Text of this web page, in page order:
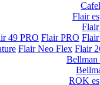
Flair
49 PRO Flair PRO Flair
Flair Neo Flex Flair